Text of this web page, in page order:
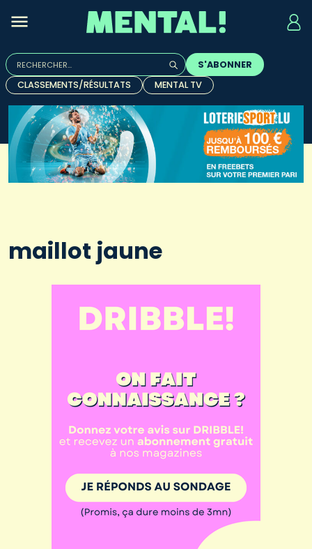
Rechercher :
Quand les résultats de l'auto-complétion sont
S'ABONNER
CLASSEMENTS/RÉSULTATS
MENTAL TV
maillot jaune